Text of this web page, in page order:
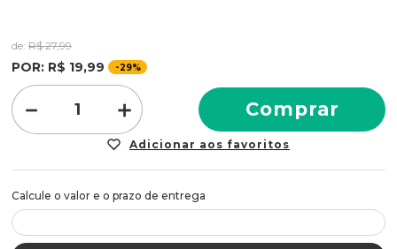
de: R$ 27,99
POR: R$ 19,99 -29%
＋
－ Comprar